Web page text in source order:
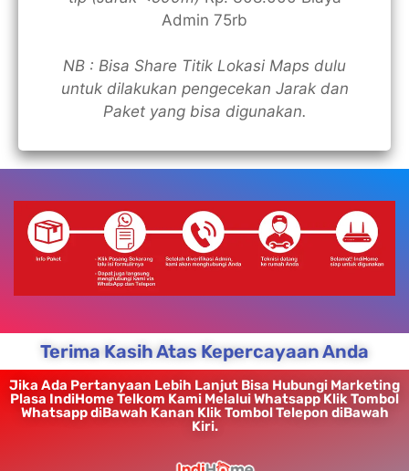
Admin 75rb
NB : Bisa Share Titik Lokasi Maps dulu
untuk dilakukan pengecekan Jarak dan
Paket yang bisa digunakan.
Terima Kasih Atas Kepercayaan Anda
Jika Ada Pertanyaan Lebih Lanjut Bisa Hubungi Marketing
Plasa IndiHome Telkom Kami Melalui Whatsapp Klik Tombol
Whatsapp diBawah Kanan Klik Tombol Telepon diBawah
Kiri.